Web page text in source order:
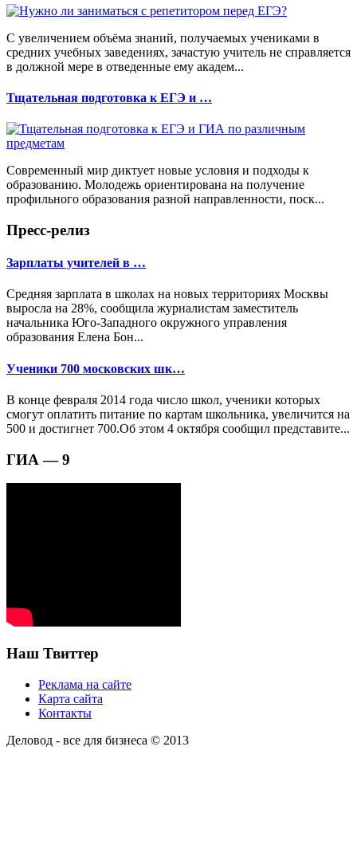
С увеличением объёма знаний, получаемых учениками в
средних учебных заведениях, зачастую учитель не справляется
в должной мере в отведенные ему академ...
Тщательная подготовка к ЕГЭ и …
Современный мир диктует новые условия и подходы к
образованию. Молодежь ориентирована на получение
профильного образования разной направленности, поск...
Пресс-релиз
Зарплаты учителей в …
Средняя зарплата в школах на новых территориях Москвы
выросла на 28%, сообщила журналистам заместитель
начальника Юго-Западного окружного управления
образования Елена Бон...
Ученики 700 московских шк…
В конце февраля 2014 года число школ, ученики которых
смогут оплатить питание по картам школьника, увеличится на
500 и достигнет 700.Об этом 4 октября сообщил представите...
ГИА — 9
Наш Твиттер
Реклама на сайте
Карта сайта
Контакты
Деловод - все для бизнеса © 2013